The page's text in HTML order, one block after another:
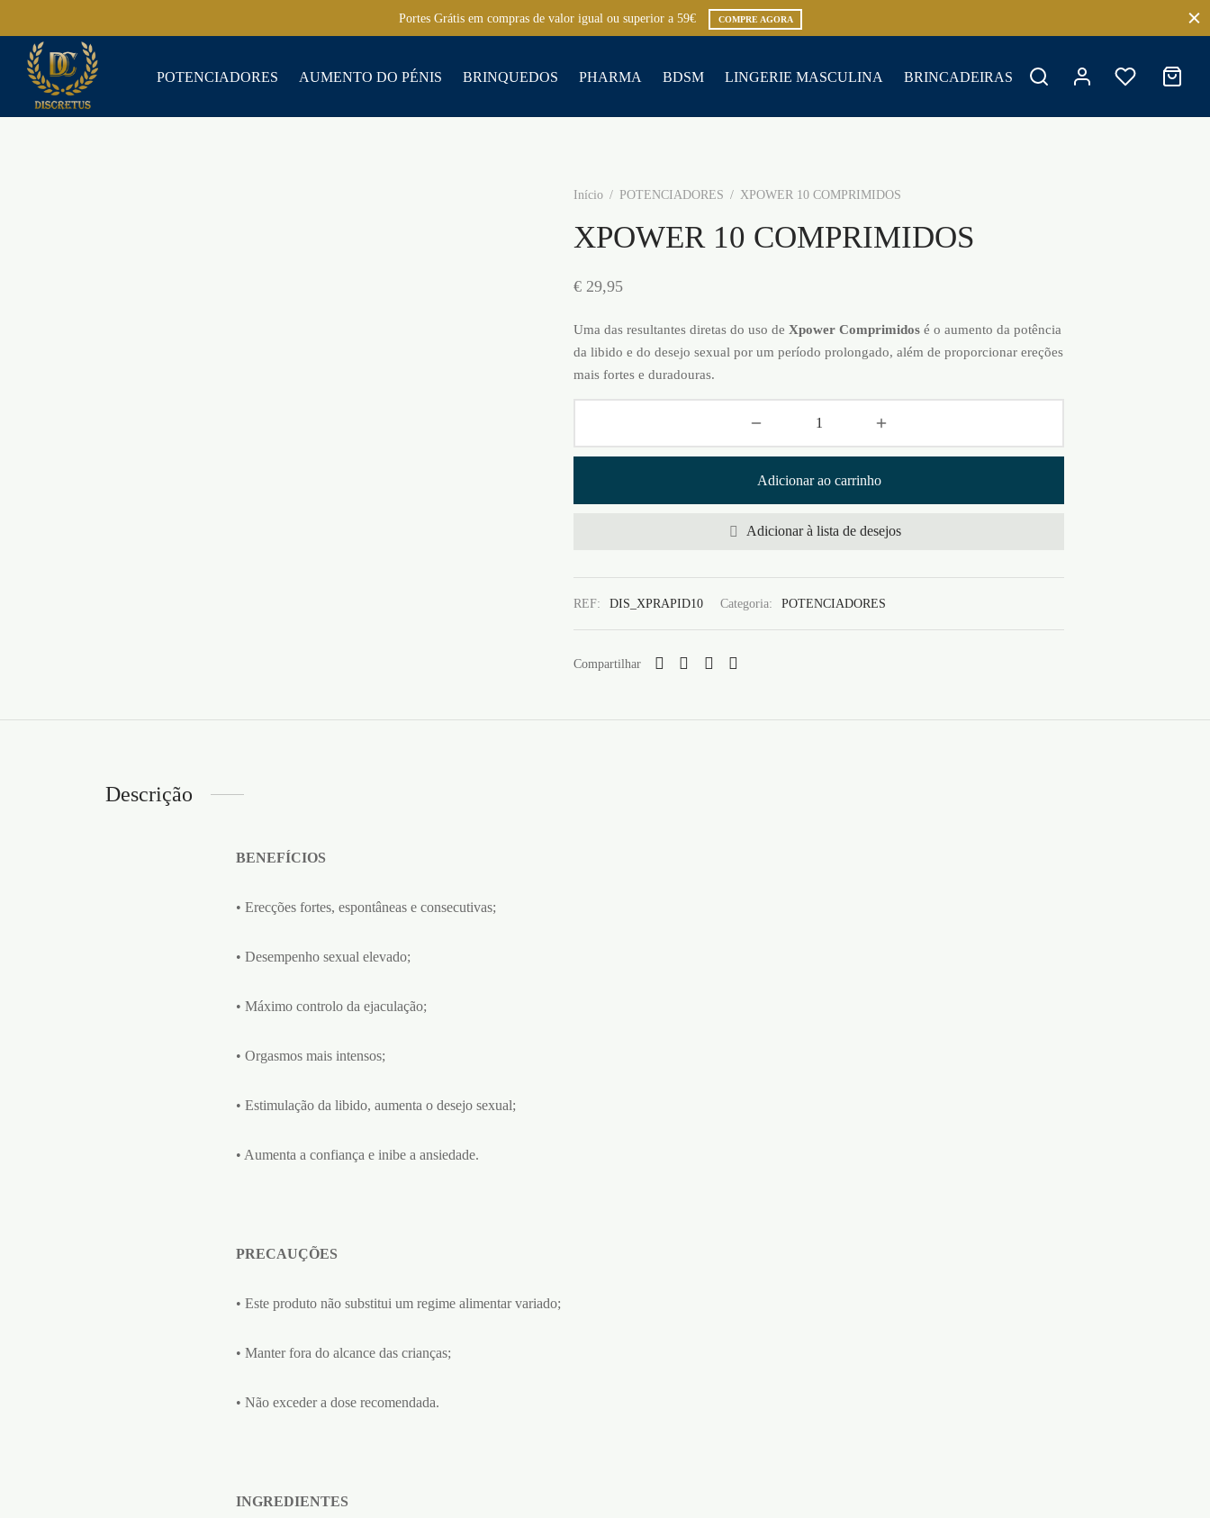
Portes Grátis em compras de valor igual ou superior a 59€ COMPRE AGORA
POTENCIADORES AUMENTO DO PÉNIS BRINQUEDOS PHARMA BDSM LINGERIE MASCULINA BRINCADEIRAS
Início / POTENCIADORES / XPOWER 10 COMPRIMIDOS
XPOWER 10 COMPRIMIDOS
€ 29,95
Uma das resultantes diretas do uso de Xpower Comprimidos é o aumento da potência
da libido e do desejo sexual por um período prolongado, além de proporcionar ereções
mais fortes e duradouras.
Adicionar ao carrinho
Adicionar à lista de desejos
REF: DIS_XPRAPID10 Categoria: POTENCIADORES
Compartilhar
Descrição
BENEFÍCIOS
• Erecções fortes, espontâneas e consecutivas;
• Desempenho sexual elevado;
• Máximo controlo da ejaculação;
• Orgasmos mais intensos;
• Estimulação da libido, aumenta o desejo sexual;
• Aumenta a confiança e inibe a ansiedade.
PRECAUÇÕES
• Este produto não substitui um regime alimentar variado;
• Manter fora do alcance das crianças;
• Não exceder a dose recomendada.
INGREDIENTES